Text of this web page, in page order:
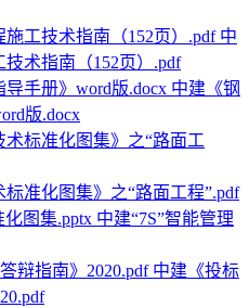
中
术指南（152页）.pdf
中建《钢
版.docx
准化图集》之“路面工程”.pdf
中建“7S”智能管理
中建《投标